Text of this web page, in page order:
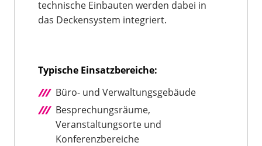
technische Einbauten werden dabei in
das Deckensystem integriert.
Typische Einsatzbereiche:
Büro- und Verwaltungsgebäude
Besprechungsräume,
Veranstaltungsorte und
Konferenzbereiche